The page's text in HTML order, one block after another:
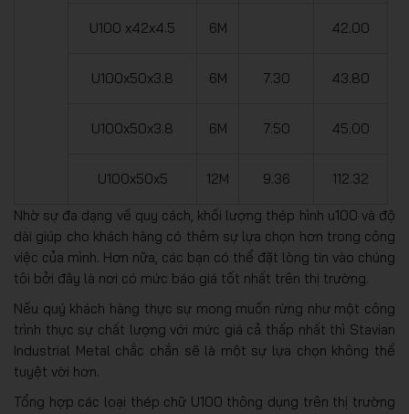
U100 x42x4.5 6M 42.00
U100x50x3.8 6M 7.30 43.80
U100x50x3.8 6M 7.50 45.00
U100x50x5 12M 9.36 112.32
Nhờ sự đa dạng về quy cách, khối lượng thép hình u100 và độ
dài giúp cho khách hàng có thêm sự lựa chọn hơn trong công
việc của mình. Hơn nữa, các bạn có thể đặt lòng tin vào chúng
tôi bởi đây là nơi có mức báo giá tốt nhất trên thị trường.
Nếu quý khách hàng thực sự mong muốn rừng như một công
trình thực sự chất lượng với mức giá cả thấp nhất thì Stavian
Industrial Metal chắc chắn sẽ là một sự lựa chọn không thể
tuyệt vời hơn.
Tổng hợp các loại thép chữ U100 thông dụng trên thị trường